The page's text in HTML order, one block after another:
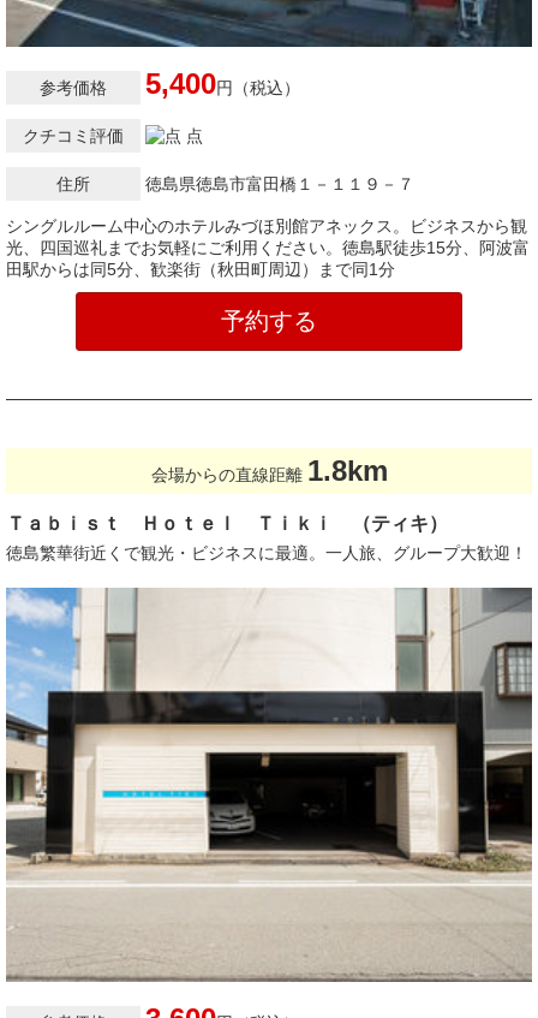
参考価格 5,400円（税込）
クチコミ評価 点
住所 徳島県徳島市富田橋１－１１９－７
シングルルーム中心のホテルみづほ別館アネックス。ビジネスから観
光、四国巡礼までお気軽にご利用ください。徳島駅徒歩15分、阿波富
田駅からは同5分、歓楽街（秋田町周辺）まで同1分
予約する
会場からの直線距離 1.8km
Ｔａｂｉｓｔ Ｈｏｔｅｌ Ｔｉｋｉ （ティキ）
徳島繁華街近くで観光・ビジネスに最適。一人旅、グループ大歓迎！